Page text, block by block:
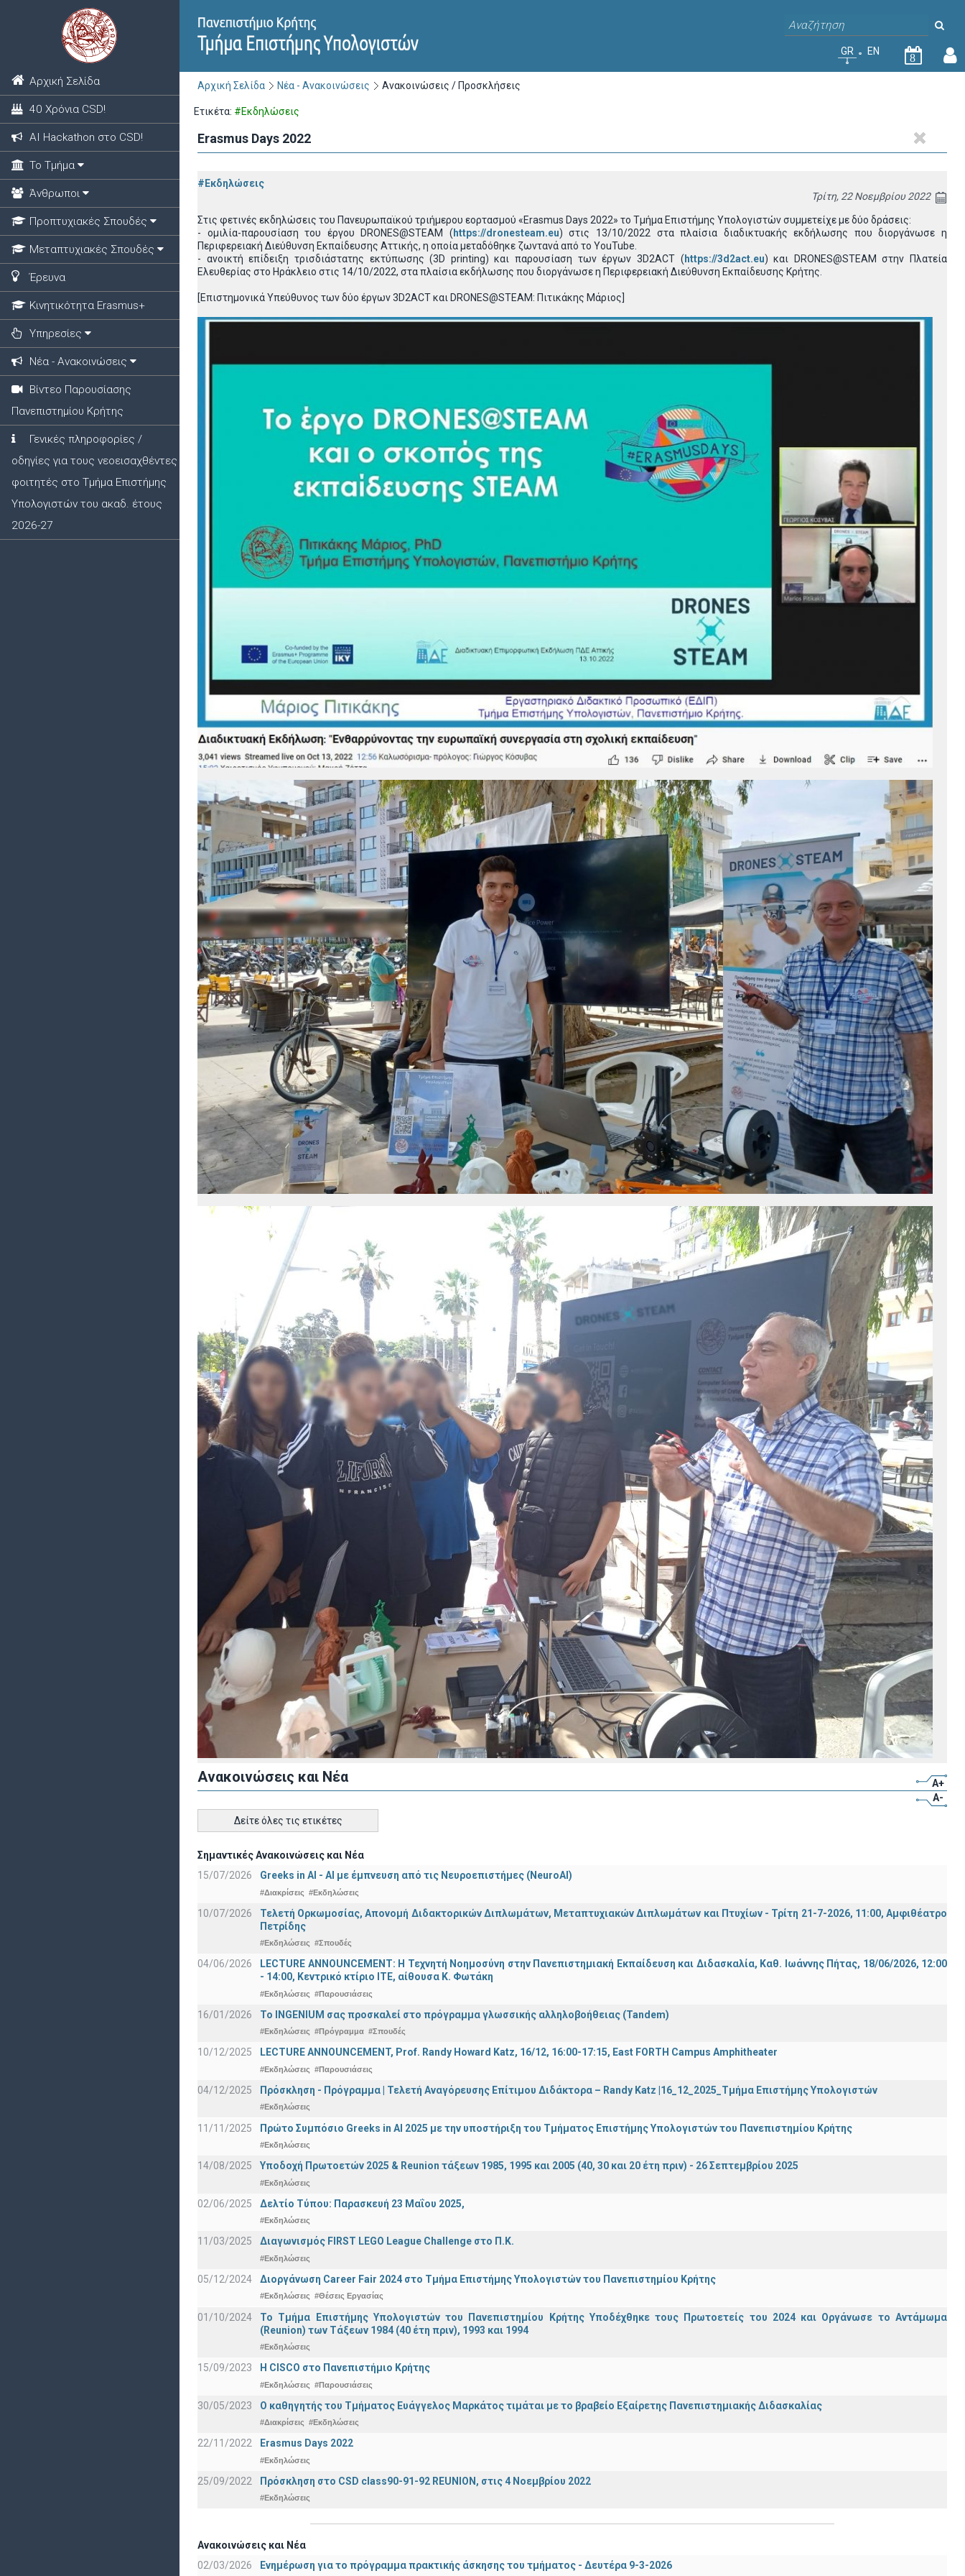
Αρχική Σελίδα
40 Χρόνια CSD!
ΑΙ Hackathon στο CSD!
Το Τμήμα
Άνθρωποι
Προπτυχιακές Σπουδές
Μεταπτυχιακές Σπουδές
Έρευνα
Κινητικότητα Erasmus+
Υπηρεσίες
Νέα - Ανακοινώσεις
Βίντεο Παρουσίασης
Πανεπιστημίου Κρήτης
Γενικές πληροφορίες /
οδηγίες για τους νεοεισαχθέντες
φοιτητές στο Τμήμα Επιστήμης
Υπολογιστών του ακαδ. έτους
2026-27
GR EN
8
Αρχική Σελίδα Νέα - Ανακοινώσεις Ανακοινώσεις / Προσκλήσεις
Ετικέτα: #Εκδηλώσεις
Erasmus Days 2022
#Εκδηλώσεις
Τρίτη, 22 Νοεμβρίου 2022
Στις φετινές εκδηλώσεις του Πανευρωπαϊκού τριήμερου εορτασμού «Erasmus Days 2022» το Τμήμα Επιστήμης Υπολογιστών συμμετείχε με δύο δράσεις:
- ομιλία-παρουσίαση του έργου DRONES@STEAM ( https://dronesteam.eu) στις 13/10/2022 στα πλαίσια διαδικτυακής εκδήλωσης που διοργάνωσε η
Περιφερειακή Διεύθυνση Εκπαίδευσης Αττικής, η οποία μεταδόθηκε ζωντανά από το YouTube.
- ανοικτή επίδειξη τρισδιάστατης εκτύπωσης (3D printing) και παρουσίαση των έργων 3D2ACT ( https://3d2act.eu) και DRONES@STEAM στην Πλατεία
Ελευθερίας στο Ηράκλειο στις 14/10/2022, στα πλαίσια εκδήλωσης που διοργάνωσε η Περιφερειακή Διεύθυνση Εκπαίδευσης Κρήτης.
[Επιστημονικά Υπεύθυνος των δύο έργων 3D2ACT και DRONES@STEAM: Πιτικάκης Μάριος]
Ανακοινώσεις και Νέα
A+
A-
Δείτε όλες τις ετικέτες
Σημαντικές Ανακοινώσεις και Νέα
15/07/2026
Greeks in AI - ΑΙ με έμπνευση από τις Νευροεπιστήμες (NeuroAI)
#Διακρίσεις #Εκδηλώσεις
10/07/2026
Τελετή Ορκωμοσίας, Απονομή Διδακτορικών Διπλωμάτων, Μεταπτυχιακών Διπλωμάτων και Πτυχίων - Τρίτη 21-7-2026, 11:00, Αμφιθέατρο
Πετρίδης
#Εκδηλώσεις #Σπουδές
04/06/2026
LECTURE ANNOUNCEMENT: Η Τεχνητή Νοημοσύνη στην Πανεπιστημιακή Εκπαίδευση και Διδασκαλία, Καθ. Ιωάννης Πήτας, 18/06/2026, 12:00
- 14:00, Κεντρικό κτίριο ΙΤΕ, αίθουσα Κ. Φωτάκη
#Εκδηλώσεις #Παρουσιάσεις
16/01/2026 Το INGENIUM σας προσκαλεί στο πρόγραμμα γλωσσικής αλληλοβοήθειας (Tandem)
#Εκδηλώσεις #Πρόγραμμα #Σπουδές
10/12/2025 LECTURE ANNOUNCEMENT, Prof. Randy Howard Katz, 16/12, 16:00-17:15, East FORTH Campus Amphitheater
#Εκδηλώσεις #Παρουσιάσεις
04/12/2025 Πρόσκληση - Πρόγραμμα | Τελετή Αναγόρευσης Επίτιμου Διδάκτορα – Randy Katz |16_12_2025_Τμήμα Επιστήμης Υπολογιστών
#Εκδηλώσεις
11/11/2025 Πρώτο Συμπόσιο Greeks in AI 2025 με την υποστήριξη του Τμήματος Επιστήμης Υπολογιστών του Πανεπιστημίου Κρήτης
#Εκδηλώσεις
14/08/2025 Υποδοχή Πρωτοετών 2025 & Reunion τάξεων 1985, 1995 και 2005 (40, 30 και 20 έτη πριν) - 26 Σεπτεμβρίου 2025
#Εκδηλώσεις
02/06/2025 Δελτίο Τύπου: Παρασκευή 23 Μαΐου 2025,
#Εκδηλώσεις
11/03/2025 Διαγωνισμός FIRST LEGO League Challenge στο Π.Κ.
#Εκδηλώσεις
05/12/2024 Διοργάνωση Career Fair 2024 στο Τμήμα Επιστήμης Υπολογιστών του Πανεπιστημίου Κρήτης
#Εκδηλώσεις #Θέσεις Εργασίας
01/10/2024
Το Τμήμα Επιστήμης Υπολογιστών του Πανεπιστημίου Κρήτης Υποδέχθηκε τους Πρωτοετείς του 2024 και Οργάνωσε το Αντάμωμα
(Reunion) των Τάξεων 1984 (40 έτη πριν), 1993 και 1994
#Εκδηλώσεις
15/09/2023 Η CISCO στο Πανεπιστήμιο Κρήτης
#Εκδηλώσεις #Παρουσιάσεις
30/05/2023 Ο καθηγητής του Τμήματος Ευάγγελος Μαρκάτος τιμάται με το βραβείο Εξαίρετης Πανεπιστημιακής Διδασκαλίας
#Διακρίσεις #Εκδηλώσεις
22/11/2022 Erasmus Days 2022
#Εκδηλώσεις
25/09/2022 Πρόσκληση στο CSD class90-91-92 REUNION, στις 4 Νοεμβρίου 2022
#Εκδηλώσεις
Ανακοινώσεις και Νέα
02/03/2026
Ενημέρωση για το πρόγραμμα πρακτικής άσκησης του τμήματος - Δευτέρα 9-3-2026